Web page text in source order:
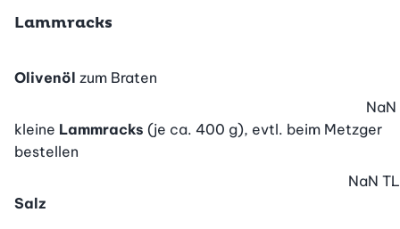
Lammracks
Olivenöl zum Braten
kleine Lammracks (je ca. 400 g), evtl. beim Metzger
bestellen
NaN
Salz
NaN TL